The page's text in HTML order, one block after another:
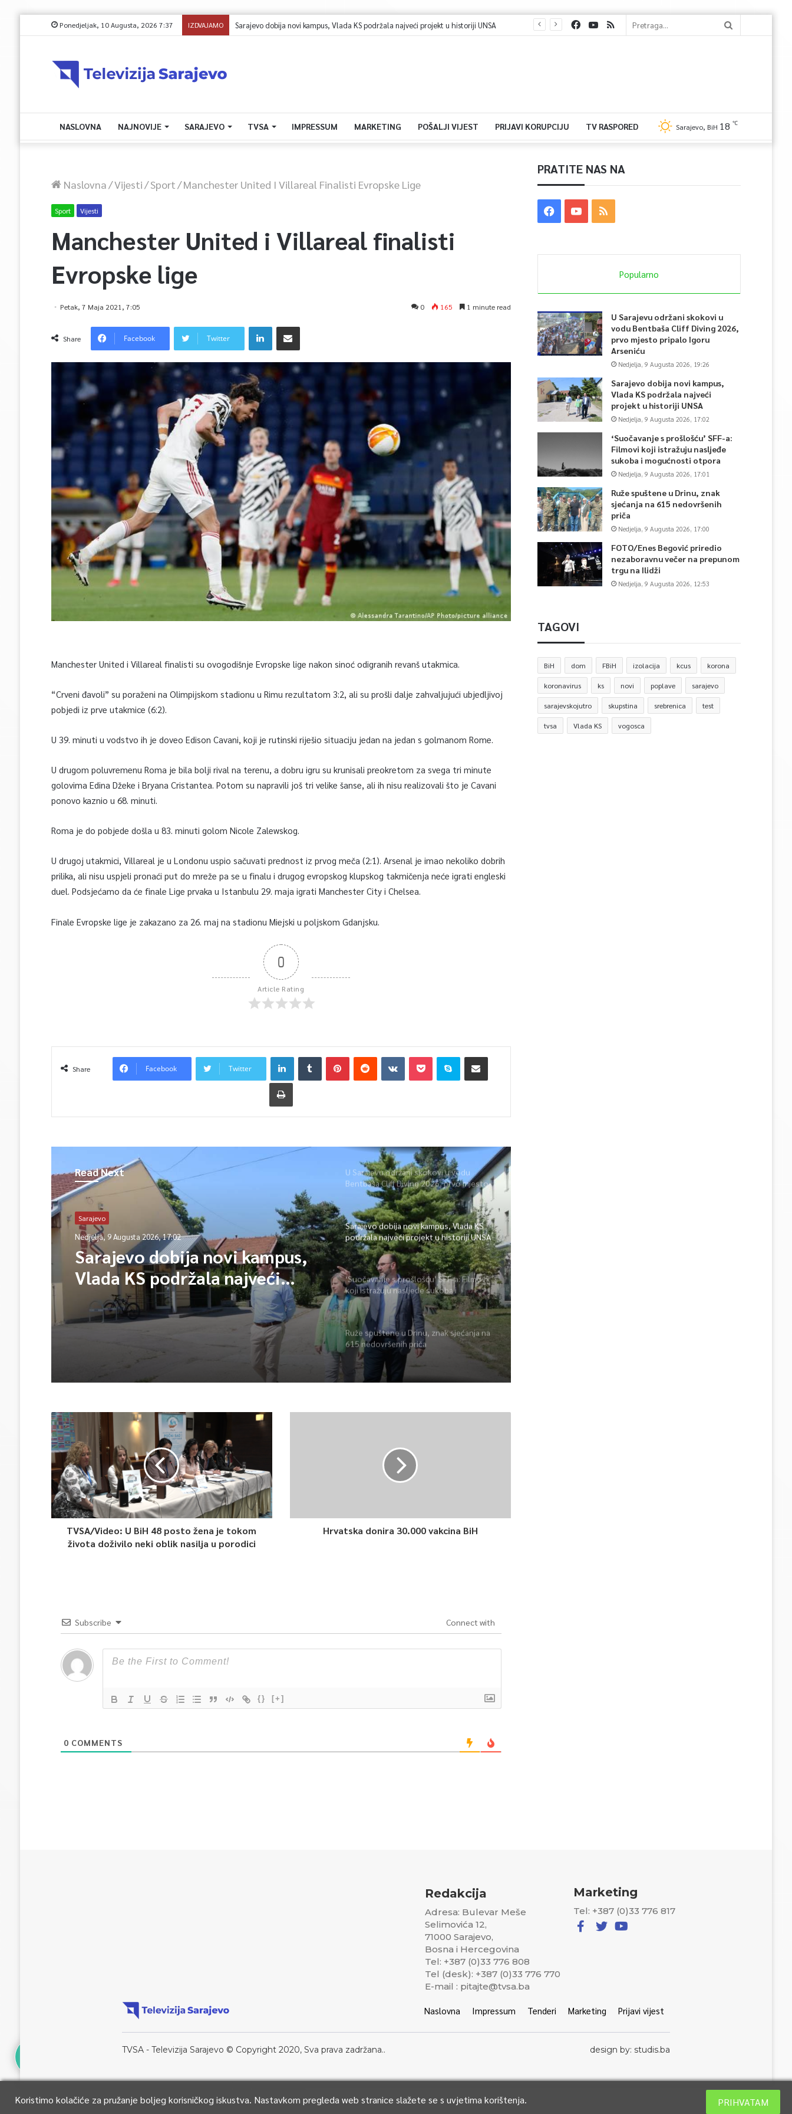
Ponedjeljak, 10 Augusta, 2026 7:37 IZDVAJAMO Sarajevo dobija novi kampus, Vlada KS podržala najveći projekt u historiji UNSA
NASLOVNA NAJNOVIJE SARAJEVO TVSA IMPRESSUM MARKETING POŠALJI VIJEST PRIJAVI KORUPCIJU TV RASPORED Sarajevo, BiH 18 ℃
Naslovna/Vijesti/Sport/Manchester United I Villareal Finalisti Evropske Lige
Sport Vijesti
Manchester United i Villareal finalisti
Evropske lige
Petak, 7 Maja 2021, 7:05 0 165 1 minute read
Share Facebook Twitter
Manchester United i Villareal finalisti su ovogodišnje Evropske lige nakon sinoć odigranih revanš utakmica.
“Crveni đavoli” su poraženi na Olimpijskom stadionu u Rimu rezultatom 3:2, ali su prošli dalje zahvaljujući ubjedljivoj
pobjedi iz prve utakmice (6:2).
U 39. minuti u vodstvo ih je doveo Edison Cavani, koji je rutinski riješio situaciju jedan na jedan s golmanom Rome.
U drugom poluvremenu Roma je bila bolji rival na terenu, a dobru igru su krunisali preokretom za svega tri minute
golovima Edina Džeke i Bryana Cristantea. Potom su napravili još tri velike šanse, ali ih nisu realizovali što je Cavani
ponovo kaznio u 68. minuti.
Roma je do pobjede došla u 83. minuti golom Nicole Zalewskog.
U drugoj utakmici, Villareal je u Londonu uspio sačuvati prednost iz prvog meča (2:1). Arsenal je imao nekoliko dobrih
prilika, ali nisu uspjeli pronaći put do mreže pa se u finalu i drugog evropskog klupskog takmičenja neće igrati engleski
duel. Podsjećamo da će finale Lige prvaka u Istanbulu 29. maja igrati Manchester City i Chelsea.
Finale Evropske lige je zakazano za 26. maj na stadionu Miejski u poljskom Gdanjsku.
0
Article Rating
Share Facebook Twitter
Read Next
Sarajevo
Nedjelja, 9 Augusta 2026, 17:02
Sarajevo dobija novi kampus,
Vlada KS podržala najveći
projekt u historiji UNSA
U Sarajevu održani skokovi u vodu
Bentbaša Cliff Diving 2026, prvo mjesto
pripalo Igoru Arseniću
Sarajevo dobija novi kampus, Vlada KS
podržala najveći projekt u historiji UNSA
‘Suočavanje s prošlošću’ SFF-a: Filmovi
koji istražuju nasljeđe sukoba i
mogućnosti otpora
Ruže spuštene u Drinu, znak sjećanja na
615 nedovršenih priča
TVSA/Video: U BiH 48 posto žena je tokom
života doživilo neki oblik nasilja u porodici
Hrvatska donira 30.000 vakcina BiH
Subscribe Connect with
{} [+]
0 COMMENTS
PRATITE NAS NA
Popularno
U Sarajevu održani skokovi u
vodu Bentbaša Cliff Diving 2026,
prvo mjesto pripalo Igoru
Arseniću
Nedjelja, 9 Augusta 2026, 19:26
Sarajevo dobija novi kampus,
Vlada KS podržala najveći
projekt u historiji UNSA
Nedjelja, 9 Augusta 2026, 17:02
‘Suočavanje s prošlošću’ SFF-a:
Filmovi koji istražuju nasljeđe
sukoba i mogućnosti otpora
Nedjelja, 9 Augusta 2026, 17:01
Ruže spuštene u Drinu, znak
sjećanja na 615 nedovršenih
priča
Nedjelja, 9 Augusta 2026, 17:00
FOTO/Enes Begović priredio
nezaboravnu večer na prepunom
trgu na Ilidži
Nedjelja, 9 Augusta 2026, 12:53
TAGOVI
BiH dom FBiH izolacija kcus korona
koronavirus ks novi poplave sarajevo
sarajevskojutro skupstina srebrenica test
tvsa Vlada KS vogosca
Redakcija
Adresa: Bulevar Meše
Selimovića 12,
71000 Sarajevo,
Bosna i Hercegovina
Tel: +387 (0)33 776 808
Tel (desk): +387 (0)33 776 770
E-mail : pitajte@tvsa.ba
Marketing
Tel: +387 (0)33 776 817
Naslovna Impressum Tenderi Marketing Prijavi vijest
TVSA - Televizija Sarajevo © Copyright 2020, Sva prava zadržana.. design by: studis.ba
Koristimo kolačiće za pružanje boljeg korisničkog iskustva. Nastavkom pregleda web stranice slažete se s uvjetima korištenja. PRIHVATAM